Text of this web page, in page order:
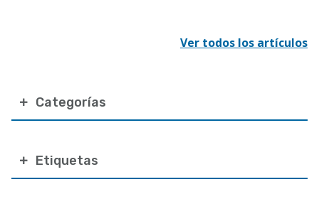
Categorías
Etiquetas
Ver todos los artículos